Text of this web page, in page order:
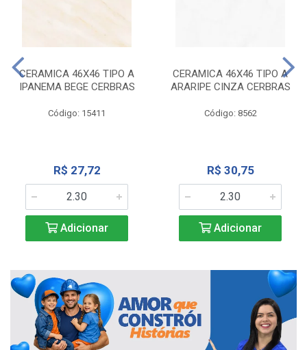
CERAMICA 46X46 TIPO A
IPANEMA BEGE CERBRAS
Código: 15411
R$ 27,72
Adicionar
CERAMICA 46X46 TIPO A
ARARIPE CINZA CERBRAS
Código: 8562
R$ 30,75
Adicionar